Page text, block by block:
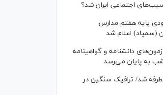
اجتماعی ایران شد؟
پایه هفتم مدارس
(سمپاد) اعلام شد
دانشنامه و گواهینامه
به پایان می‌رسد
شد/ ترافیک سنگین در